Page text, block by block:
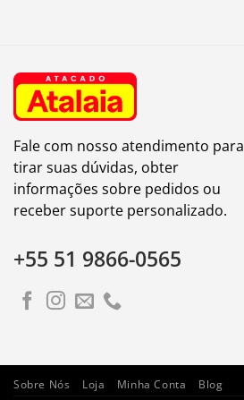
Fale com nosso atendimento para
tirar suas dúvidas, obter
informações sobre pedidos ou
receber suporte personalizado.
+55 51 9866-0565
Sobre Nós Loja Minha Conta Blog